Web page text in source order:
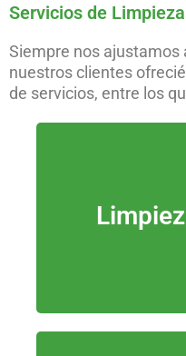
Servicios de
Siempre nos ajustamos
nuestros clientes
de servicios, entre los
limpieza